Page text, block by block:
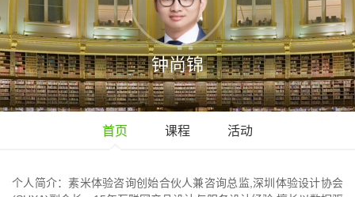
钟尚锦
首页 课程 活动
个人简介：素米体验咨询创始合伙人兼咨询总监,深圳体验设计协会